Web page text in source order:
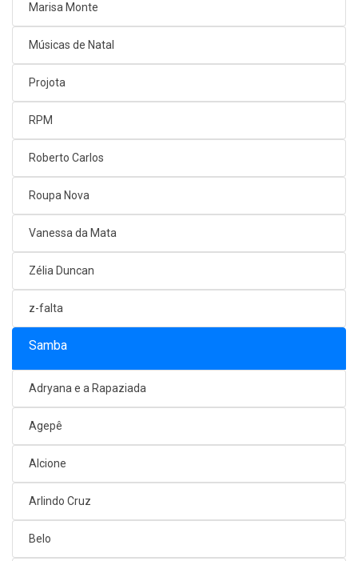
Marisa Monte
Músicas de Natal
Projota
RPM
Roberto Carlos
Roupa Nova
Vanessa da Mata
Zélia Duncan
z-falta
Samba
Adryana e a Rapaziada
Agepê
Alcione
Arlindo Cruz
Belo